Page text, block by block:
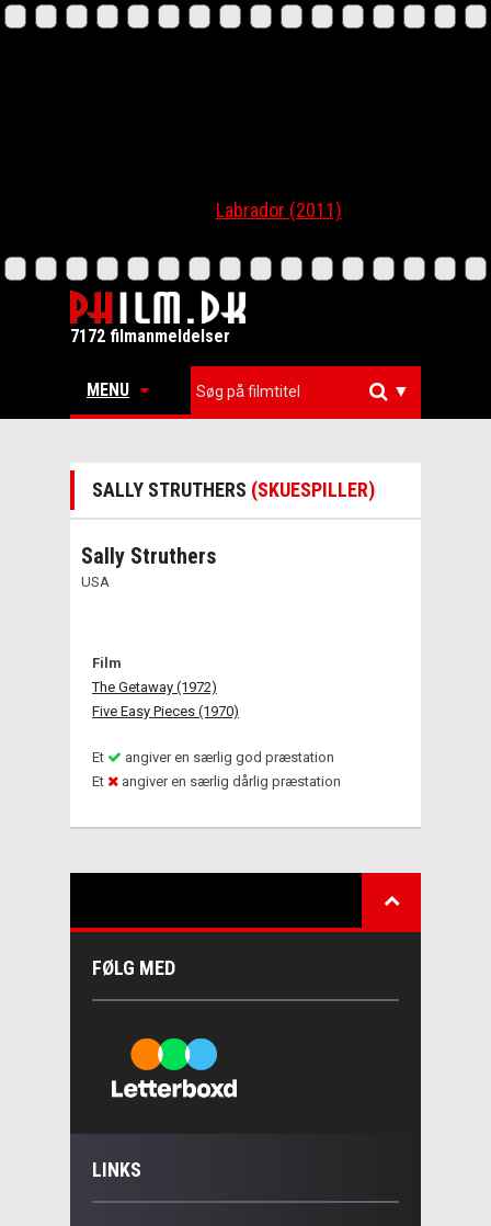
Labrador (2011)
7172 filmanmeldelser
MENU ▼
SALLY STRUTHERS (SKUESPILLER)
Sally Struthers
USA
Film
The Getaway (1972)
Five Easy Pieces (1970)
Et
angiver en særlig god præstation
Et
angiver en særlig dårlig præstation
FØLG MED
LINKS